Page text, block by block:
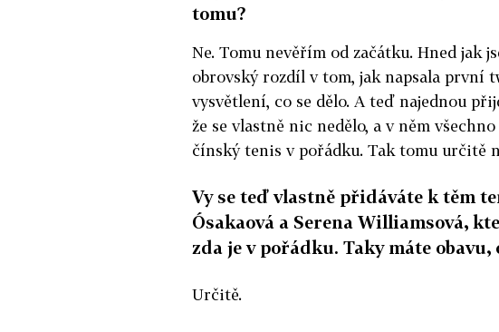
tomu?
Ne. Tomu nevěřím od začátku. Hned jak
obrovský rozdíl v tom, jak napsala první
vysvětlení, co se dělo. A teď najednou
že se vlastně nic nedělo, a v něm
čínský tenis v pořádku. Tak tomu určitě
Vy se teď vlastně přidáváte k těm
Ósakaová a Serena Williamsová,
zda je v pořádku. Taky máte obavu,
Určitě.